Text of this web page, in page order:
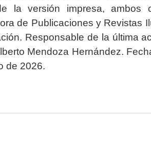
la versión impresa, ambos
de Publicaciones y Revistas
Responsable de la última
Mendoza Hernández.
de 2026.